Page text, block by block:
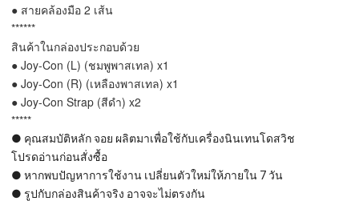
● สายคล้องมือ 2 เส้น
******
สินค้าในกล่องประกอบด้วย
● Joy-Con (L) (ชมพูพาสเทล) x1
● Joy-Con (R) (เหลืองพาสเทล) x1
● Joy-Con Strap (สีดำ) x2
*****
● คุณสมบัติหลัก จอย ผลิตมาเพื่อใช้กับเครื่องนินเทนโดสวิช
โปรดอ่านก่อนสั่งซื้อ
● หากพบปัญหาการใช้งาน เปลี่ยนตัวใหม่ให้ภายใน 7 วัน
● รูปกับกล่องสินค้าจริง อาจจะไม่ตรงกัน